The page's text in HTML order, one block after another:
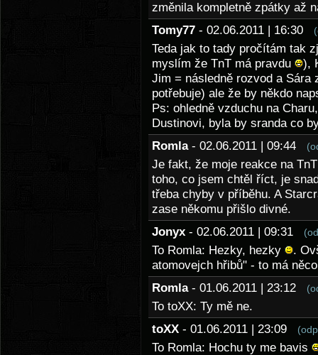
změnila kompletně zpátky až
Tomy77 - 02.06.2011 | 16:30
Teda jak to tady pročítám tak
myslím že TnT má pravdu
),
Jim = následně rozvod a
potřebuje) ale že by někdo
Ps: ohledně vzduchu na
Dustinovi, byla by sranda co
Romla - 02.06.2011 | 09:44
Je fakt, že moje reakce na
toho, co jsem chtěl říct, je
třeba chyby v příběhu. A
zase někomu přišlo divné.
Jonyx - 02.06.2011 | 09:31
To Romla: Hezky, hezky
.
atomovejch hřibů" - to má
Romla - 01.06.2011 | 23:12
To toXX: Ty mě ne.
toXX - 01.06.2011 | 23:09
To Romla: Hochu ty me bavis